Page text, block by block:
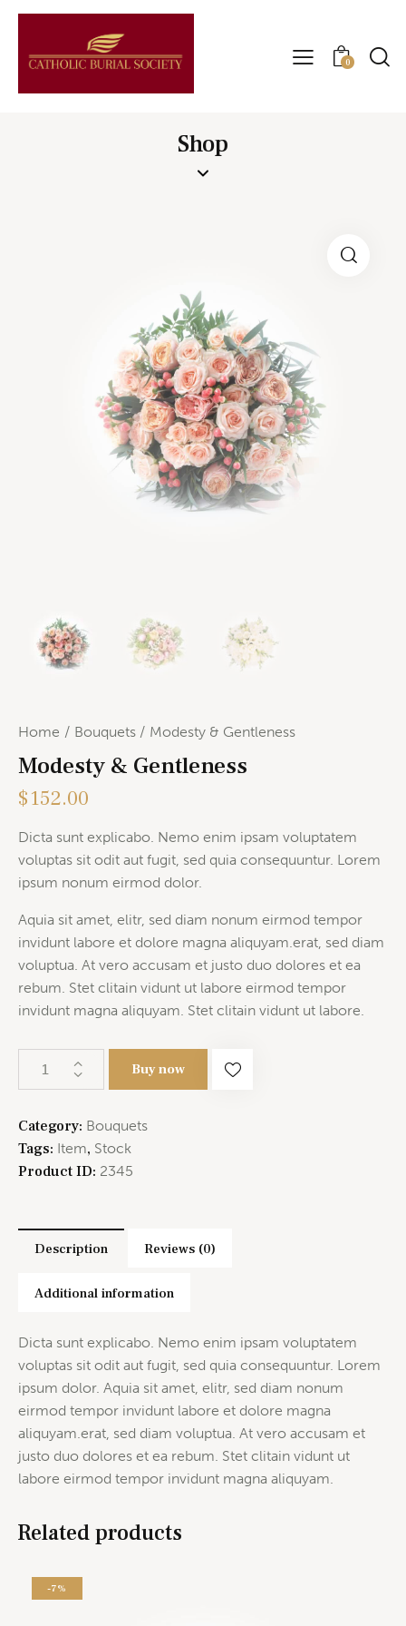
0
Shop
Home Bouquets Modesty & Gentleness
Modesty & Gentleness
$152.00
Dicta sunt explicabo. Nemo enim ipsam voluptatem
voluptas sit odit aut fugit, sed quia consequuntur. Lorem
ipsum nonum eirmod dolor.
Aquia sit amet, elitr, sed diam nonum eirmod tempor
invidunt labore et dolore magna aliquyam.erat, sed diam
voluptua. At vero accusam et justo duo dolores et ea
rebum. Stet clitain vidunt ut labore eirmod tempor
invidunt magna aliquyam. Stet clitain vidunt ut labore.
Buy now
Category: Bouquets
Tags: Item, Stock
Product ID: 2345
Description Reviews (0)
Additional information
Dicta sunt explicabo. Nemo enim ipsam voluptatem
voluptas sit odit aut fugit, sed quia consequuntur. Lorem
ipsum dolor. Aquia sit amet, elitr, sed diam nonum
eirmod tempor invidunt labore et dolore magna
aliquyam.erat, sed diam voluptua. At vero accusam et
justo duo dolores et ea rebum. Stet clitain vidunt ut
labore eirmod tempor invidunt magna aliquyam.
Related products
-7%